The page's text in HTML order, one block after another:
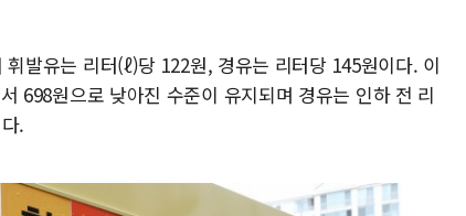
발유는 리터(ℓ)당 122원, 경유는 리터당 145원이다. 이
698원으로 낮아진 수준이 유지되며 경유는 인하 전 리
.